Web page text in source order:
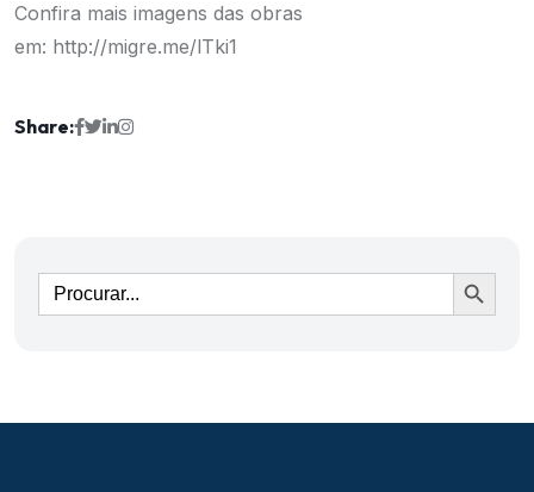
Confira mais imagens das obras
em: http://migre.me/lTki1
Share:
Ir